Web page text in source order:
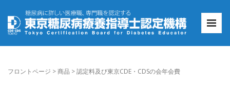
フロントページ > 商品 >認定料及び東京CDE・CDSの会年会費